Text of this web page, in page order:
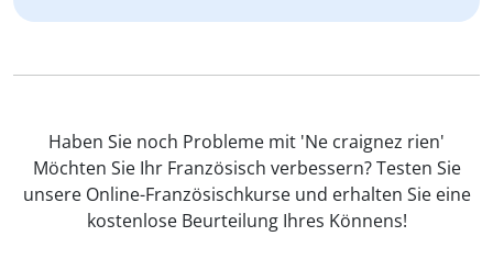
Haben Sie noch Probleme mit 'Ne craignez rien'
Möchten Sie Ihr Französisch verbessern? Testen Sie
unsere Online-Französischkurse und erhalten Sie eine
kostenlose Beurteilung Ihres Könnens!